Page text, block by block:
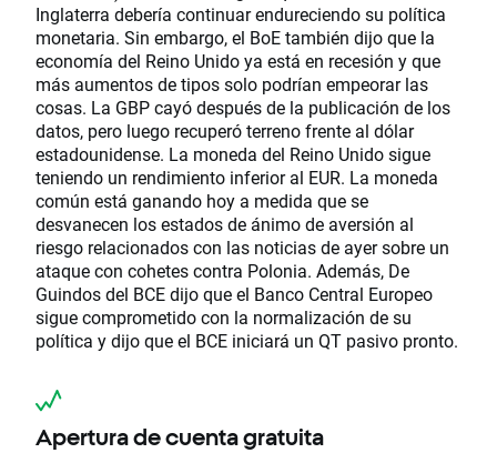
Inglaterra debería continuar endureciendo su política
monetaria. Sin embargo, el BoE también dijo que la
economía del Reino Unido ya está en recesión y que
más aumentos de tipos solo podrían empeorar las
cosas. La GBP cayó después de la publicación de los
datos, pero luego recuperó terreno frente al dólar
estadounidense. La moneda del Reino Unido sigue
teniendo un rendimiento inferior al EUR. La moneda
común está ganando hoy a medida que se
desvanecen los estados de ánimo de aversión al
riesgo relacionados con las noticias de ayer sobre un
ataque con cohetes contra Polonia. Además, De
Guindos del BCE dijo que el Banco Central Europeo
sigue comprometido con la normalización de su
política y dijo que el BCE iniciará un QT pasivo pronto.
Apertura de cuenta gratuita